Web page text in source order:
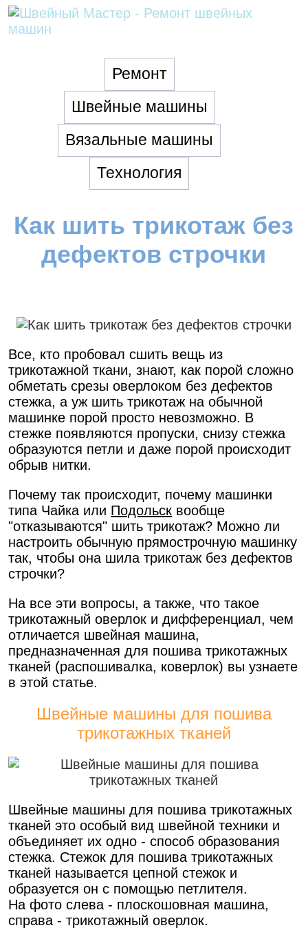
Ремонт
Швейные машины
Вязальные машины
Технология
Как шить трикотаж без
дефектов строчки
Все, кто пробовал сшить вещь из
трикотажной ткани, знают, как порой сложно
обметать срезы оверлоком без дефектов
стежка, а уж шить трикотаж на обычной
машинке порой просто невозможно. В
стежке появляются пропуски, снизу стежка
образуются петли и даже порой происходит
обрыв нитки.
Почему так происходит, почему машинки
типа Чайка или Подольск вообще
"отказываются" шить трикотаж? Можно ли
настроить обычную прямострочную машинку
так, чтобы она шила трикотаж без дефектов
строчки?
На все эти вопросы, а также, что такое
трикотажный оверлок и дифференциал, чем
отличается швейная машина,
предназначенная для пошива трикотажных
тканей (распошивалка, коверлок) вы узнаете
в этой статье.
Швейные машины для пошива
трикотажных тканей
Швейные машины для пошива трикотажных
тканей это особый вид швейной техники и
объединяет их одно - способ образования
стежка. Стежок для пошива трикотажных
тканей называется цепной стежок и
образуется он с помощью петлителя.
На фото слева - плоскошовная машина,
справа - трикотажный оверлок.